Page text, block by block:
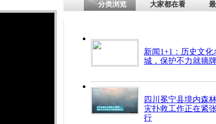
分类浏览 大家都在看
新闻1+1：历史文化
城，保护不力就摘
四川冕宁县境内森
灾扑救工作正在紧
行